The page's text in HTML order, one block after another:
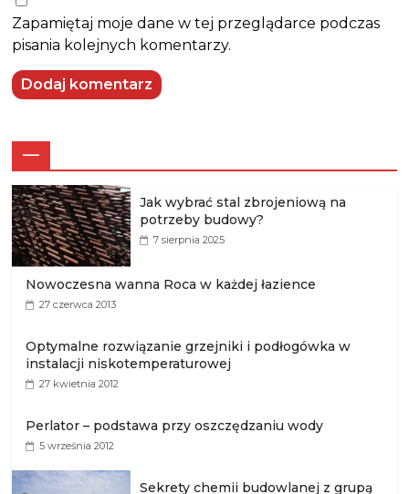
Zapamiętaj moje dane w tej przeglądarce podczas
pisania kolejnych komentarzy.
—
Jak wybrać stal zbrojeniową na
potrzeby budowy?
7 sierpnia 2025
Nowoczesna wanna Roca w każdej łazience
27 czerwca 2013
Optymalne rozwiązanie grzejniki i podłogówka w
instalacji niskotemperaturowej
27 kwietnia 2012
Perlator – podstawa przy oszczędzaniu wody
5 września 2012
Sekrety chemii budowlanej z grupą